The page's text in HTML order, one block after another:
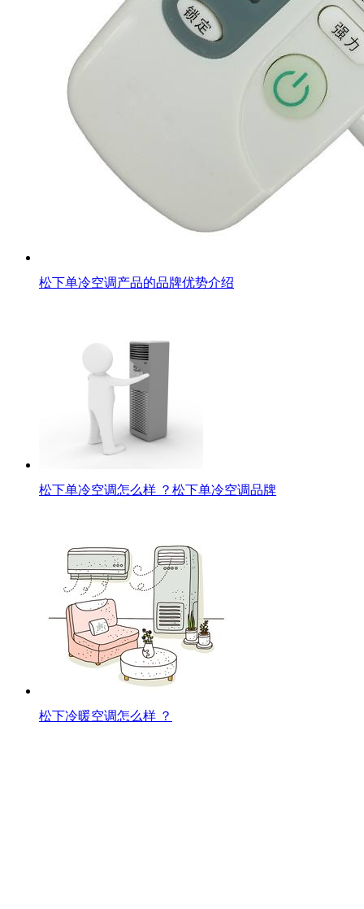
松下单冷空调产品的品牌优势介绍
松下单冷空调怎么样 ？松下单冷空调品牌
松下冷暖空调怎么样 ？